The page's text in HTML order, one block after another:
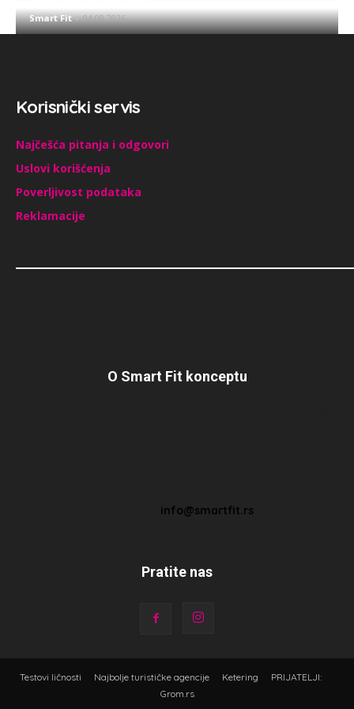
Smart Fit - 04.08.2026.
Korisnički servis
Najčešća pitanja i odgovori
Uslovi korišćenja
Poverljivost podataka
Reklamacije
O Smart Fit konceptu
info@smartfit.rs
Pratite nas
Testovi ličnosti Najbolje turističke agencije Ketering
PRIJATELJI:
Grom.rs